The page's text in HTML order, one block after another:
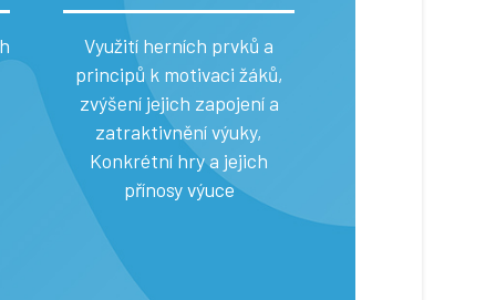
Využití herních prvků a
principů k motivaci žáků,
zvýšení jejich zapojení a
zatraktivnění výuky,
Konkrétní hry a jejich
přínosy výuce